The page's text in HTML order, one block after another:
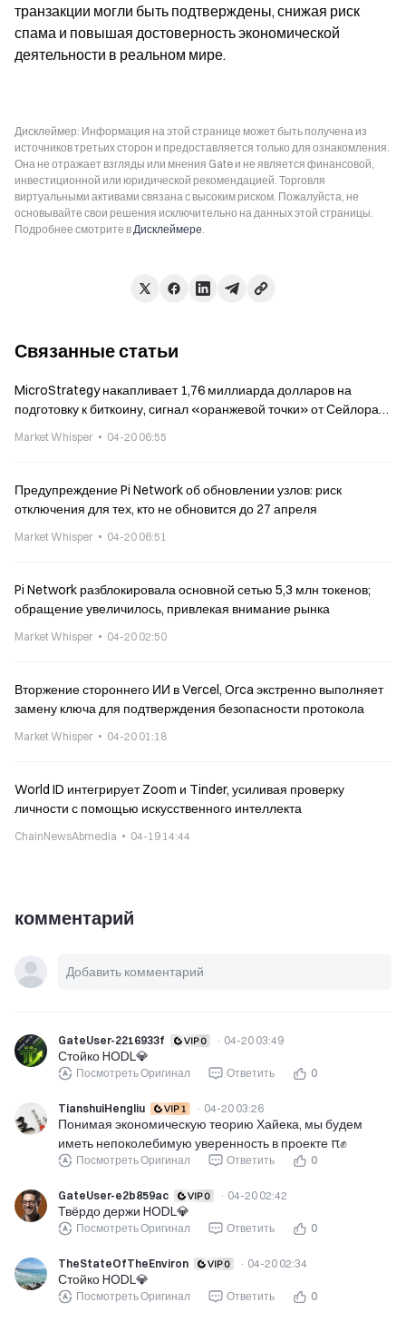
транзакции могли быть подтверждены, снижая риск
спама и повышая достоверность экономической
деятельности в реальном мире.
Дисклеймер: Информация на этой странице может быть получена из
источников третьих сторон и предоставляется только для ознакомления.
Она не отражает взгляды или мнения Gate и не является финансовой,
инвестиционной или юридической рекомендацией. Торговля
виртуальными активами связана с высоким риском. Пожалуйста, не
основывайте свои решения исключительно на данных этой страницы.
Подробнее смотрите вДисклеймере.
Связанные статьи
MicroStrategy накапливает 1,76 миллиарда долларов на
подготовку к биткоину, сигнал «оранжевой точки» от Сейлора
Market Whisper 04-20 06:55
Предупреждение Pi Network об обновлении узлов: риск
отключения для тех, кто не обновится до 27 апреля
Market Whisper 04-20 06:51
Pi Network разблокировала основной сетью 5,3 млн токенов;
обращение увеличилось, привлекая внимание рынка
Market Whisper 04-20 02:50
Вторжение стороннего ИИ в Vercel, Orca экстренно выполняет
замену ключа для подтверждения безопасности протокола
Market Whisper 04-20 01:18
World ID интегрирует Zoom и Tinder, усиливая проверку
личности с помощью искусственного интеллекта
ChainNewsAbmedia 04-19 14:44
комментарий
GateUser-2216933f · 04-20 03:49
Стойко HODL💎
Посмотреть Оригинал Ответить 0
TianshuiHengliu · 04-20 03:26
Понимая экономическую теорию Хайека, мы будем
иметь непоколебимую уверенность в проекте π✊
Посмотреть Оригинал Ответить 0
GateUser-e2b859ac · 04-20 02:42
Твёрдо держи HODL💎
Посмотреть Оригинал Ответить 0
TheStateOfTheEnviron · 04-20 02:34
Стойко HODL💎
Посмотреть Оригинал Ответить 0